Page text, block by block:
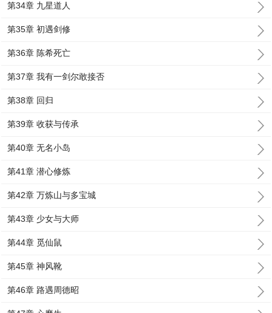
第34章 九星道人
第35章 初遇剑修
第36章 陈希死亡
第37章 我有一剑尔敢接否
第38章 回归
第39章 收获与传承
第40章 无名小岛
第41章 潜心修炼
第42章 万炼山与多宝城
第43章 少女与大师
第44章 觅仙鼠
第45章 神风靴
第46章 路遇周德昭